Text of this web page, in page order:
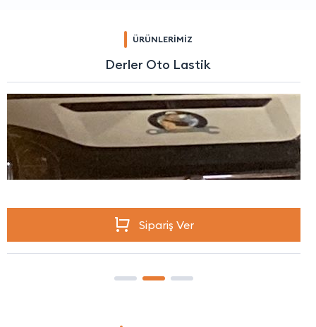
ÜRÜNLERİMİZ
Derler Oto Lastik
Sipariş Ver